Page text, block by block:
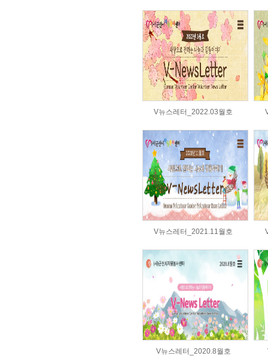
V뉴스레터_2022.03월호
V뉴스레터_2021.11월호
V뉴스레터_2020.8월호